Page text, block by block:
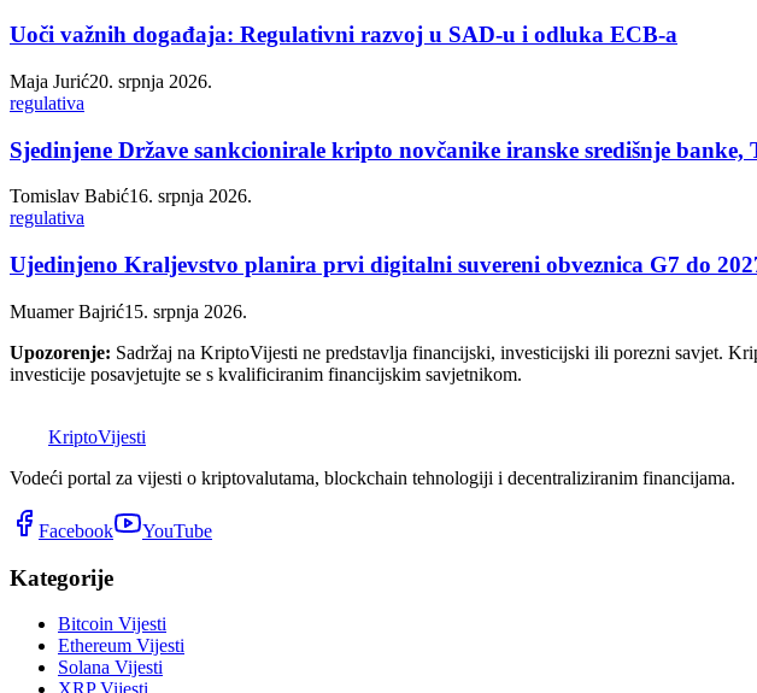
Uoči važnih događaja: Regulativni razvoj u SAD-u i odluka ECB-a
Maja Jurić20. srpnja 2026.
regulativa
Sjedinjene Države sankcionirale kripto novčanike iranske središnje
Tomislav Babić16. srpnja 2026.
regulativa
Ujedinjeno Kraljevstvo planira prvi digitalni suvereni obveznica G7 do
Muamer Bajrić15. srpnja 2026.
Upozorenje: Sadržaj na KriptoVijesti ne predstavlja financijski, investicijski ili porezni savjet.
investicije posavjetujte se s kvalificiranim financijskim savjetnikom.
KriptoVijesti
Vodeći portal za vijesti o kriptovalutama, blockchain tehnologiji i decentraliziranim financijama.
Facebook YouTube
Kategorije
Bitcoin Vijesti
Ethereum Vijesti
Solana Vijesti